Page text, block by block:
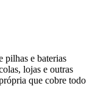
pilhas e baterias
lojas e outras
que cobre todo